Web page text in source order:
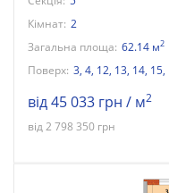
Кімнат: 2
Загальна площа: 62.14 м2
Поверх: 3, 4, 12, 13, 14, 15,
від 45 033 грн / м2
від 2 798 350 грн